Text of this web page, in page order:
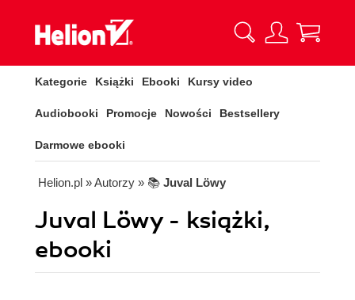
Kategorie Książki Ebooki Kursy video
Audiobooki Promocje Nowości Bestsellery
Darmowe ebooki
Helion.pl » Autorzy » 📚 Juval Löwy
Juval Löwy - książki,
ebooki